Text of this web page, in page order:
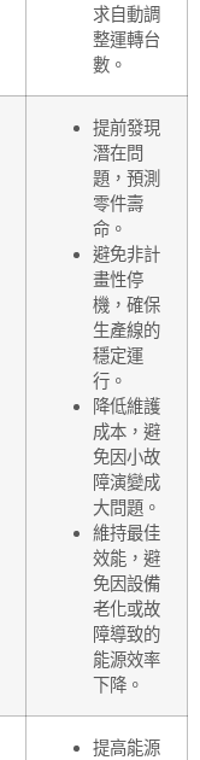
求自動調
整運轉台
數。
提前發現
潛在問
題，預測
零件壽
命。
避免非計
畫性停
機，確保
生產線的
穩定運
行。
降低維護
成本，避
免因小故
障演變成
大問題。
維持最佳
效能，避
免因設備
老化或故
障導致的
能源效率
下降。
提高能源